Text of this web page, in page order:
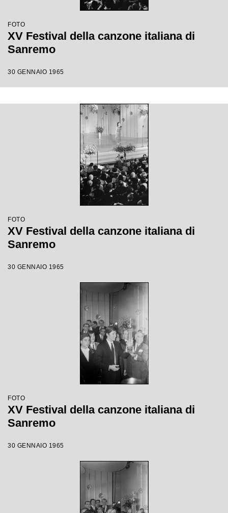
FOTO
XV Festival della canzone italiana di
Sanremo
30 GENNAIO 1965
FOTO
XV Festival della canzone italiana di
Sanremo
30 GENNAIO 1965
FOTO
XV Festival della canzone italiana di
Sanremo
30 GENNAIO 1965